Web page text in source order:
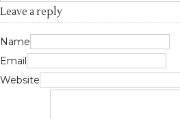
Leave a reply
Name
Email
Website